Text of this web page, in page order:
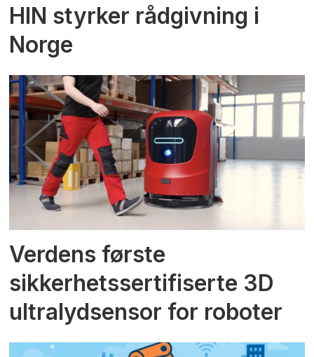
HIN styrker rådgivning i
Norge
Verdens første
sikkerhetssertifiserte 3D
ultralydsensor for roboter